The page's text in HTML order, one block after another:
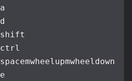
a
d
shift
ctrl
spacemwheelupmwheeldown
e